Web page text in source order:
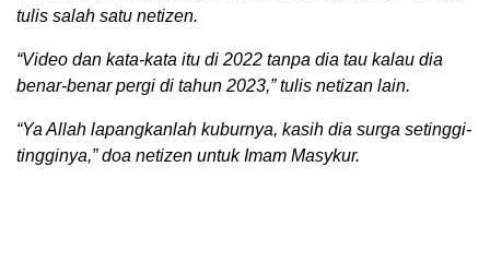
tulis salah satu netizen.
“Video dan kata-kata itu di 2022 tanpa dia tau kalau dia
benar-benar pergi di tahun 2023,” tulis netizan lain.
“Ya Allah lapangkanlah kuburnya, kasih dia surga setinggi-
tingginya,” doa netizen untuk Imam Masykur.